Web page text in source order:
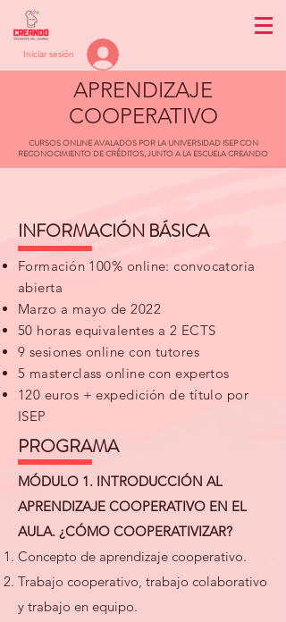
Iniciar sesión
APRENDIZAJE
COOPERATIVO
CURSOS ONLINE AVALADOS POR LA UNIVERSIDAD ISEP CON
RECONOCIMIENTO DE CRÉDITOS, JUNTO A LA ESCUELA CREANDO
INFORMACIÓN BÁSICA
Formación 100% online: convocatoria
abierta
Marzo a mayo de 2022
50 horas equivalentes a 2 ECTS
9 sesiones online con tutores
5 masterclass online con expertos
120 euros + expedición de título por
ISEP
PROGRAMA
MÓDULO 1. INTRODUCCIÓN AL
APRENDIZAJE COOPERATIVO EN EL
AULA. ¿CÓMO COOPERATIVIZAR?
Concepto de aprendizaje cooperativo.​
Trabajo cooperativo, trabajo colaborativo
y trabajo en equipo.